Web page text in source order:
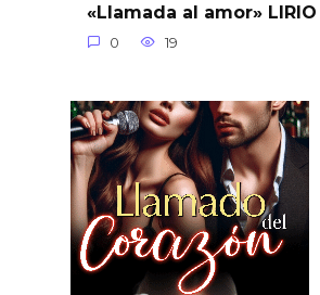
«Llamada al amor» LIRIO
0 19